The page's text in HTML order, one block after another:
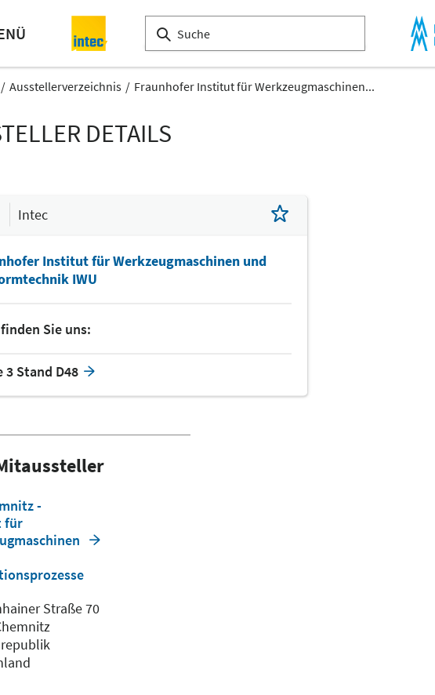
Ausstellerverzeichnis Fraunhofer Institut für Werkzeugmaschinen...
DETAILS
Intec
Institut für Werkzeugmaschinen und
IWU
Sie uns:
3 Stand D48
-
für
Straße 70